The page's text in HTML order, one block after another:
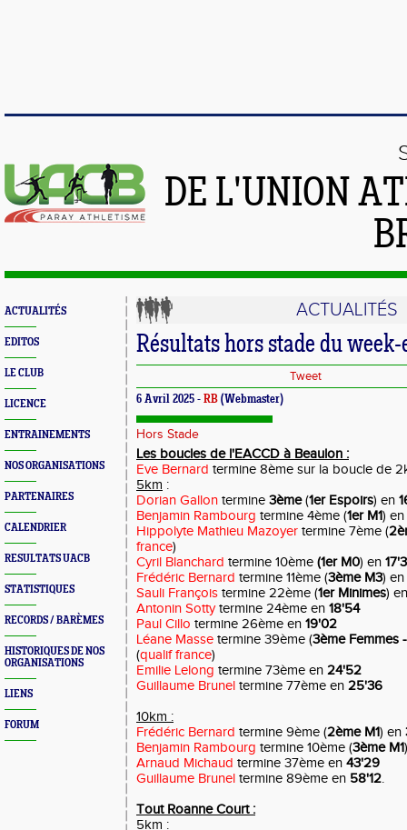
DE L'UNION
ACTUALITÉS
EDITOS
LE CLUB
LICENCE
ENTRAINEMENTS
NOS ORGANISATIONS
PARTENAIRES
CALENDRIER
RESULTATS UACB
STATISTIQUES
RECORDS / BARÈMES
HISTORIQUES DE NOS
ORGANISATIONS
LIENS
FORUM
ACTUALITÉS
Résultats hors stade du
Tweet
6 Avril 2025 - RB (Webmaster)
Hors Stade
Les boucles de l'EACCD à Beaulon :
Eve Bernard termine 8ème sur la boucle de
5km :
Dorian Gallon termine 3ème(1er Espoirs) en
Benjamin Rambourg termine 4ème (1er M1) en
Hippolyte Mathieu Mazoyer termine 7ème (
france)
Cyril Blanchard termine 10ème (1er M0) en
Frédéric Bernard termine 11ème (3ème M3) en
Sauli François termine 22ème (1er Minimes) en
Antonin Sottytermine 24ème en 18'54
Paul Cillo termine 26ème en 19'02
Léane Masse termine 39ème (3ème Femmes
(qualif france)
Emilie Lelong termine 73ème en 24'52
Guillaume Brunel termine 77ème en 25'36
10km :
Frédéric Bernard termine 9ème (2ème M1) en
Benjamin Rambourg termine 10ème (3ème M1
Arnaud Michaud termine 37ème en 43'29
Guillaume Brunel termine 89ème en 58'12.
Tout Roanne Court :
5km :